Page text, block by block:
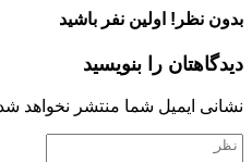
بدون نظر! اولین نفر باشید
دیدگاهتان را بنویسید
نشانی ایمیل شما منتشر نخواهد